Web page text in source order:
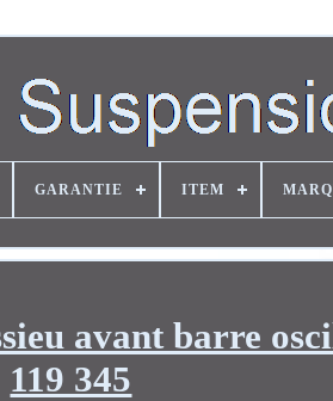
GARANTIE ITEM
avant barre
119 345